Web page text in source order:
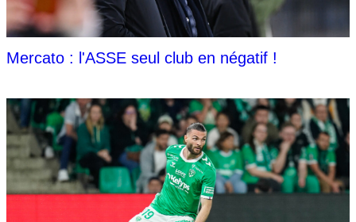
Mercato : l'ASSE seul club en négatif !